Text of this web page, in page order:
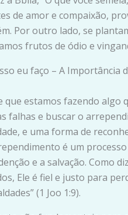
de amor e compaixão,
Por outro lado, se
frutos de ódio e
eu faço – A Importância
que estamos fazendo algo
falhas e buscar o
e uma forma de
é um
e a salvação. Como
Ele é fiel e justo para
(1 Joo 1:9).